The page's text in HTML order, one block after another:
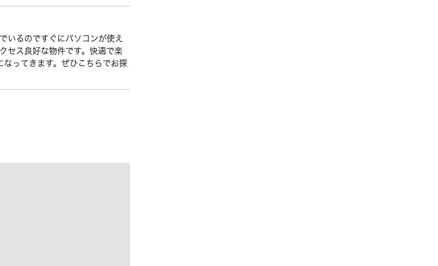
いるのですぐにパソコンが使え
セス良好な物件です。快適で楽
なってきます。ぜひこちらでお探